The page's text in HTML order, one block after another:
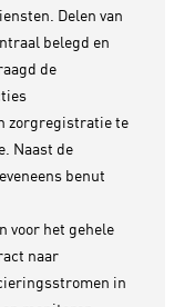
Delen van
belegd en
de
zorgregistratie te
Naast de
benut
voor het gehele
naar
in